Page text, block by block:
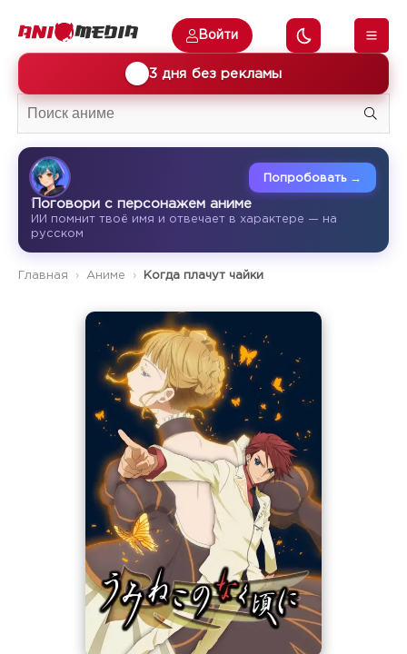
3 дня без рекламы
Войти
Поговори с персонажем аниме
ИИ помнит твоё имя и отвечает в характере — на
русском
Попробовать →
Главная Аниме Когда плачут чайки